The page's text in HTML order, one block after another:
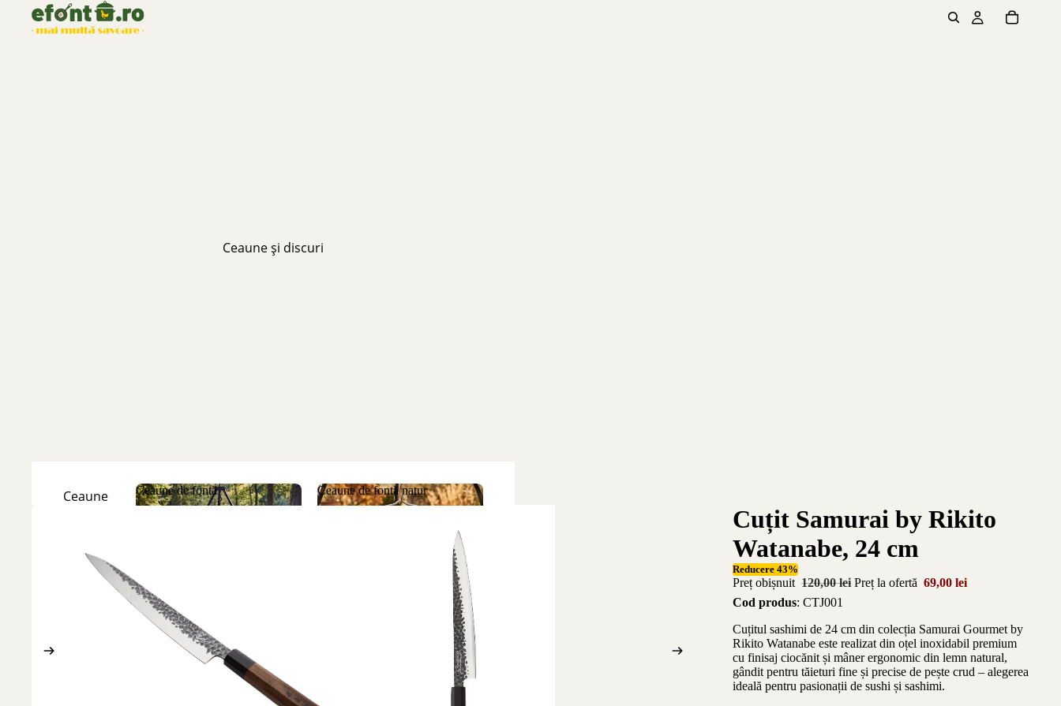
Ceaune și discuri
Ceaune
Emailate
Ceaune de fontă
Ceaune de fontă natur
Cuțit Samurai by Rikito
Watanabe, 24 cm
Reducere 43%
Preț obișnuit 120,00 lei Preț la ofertă 69,00 lei
Cod produs: CTJ001
Cuțitul sashimi de 24 cm din colecția Samurai Gourmet by
Rikito Watanabe este realizat din oțel inoxidabil premium
cu finisaj ciocănit și mâner ergonomic din lemn natural,
gândit pentru tăieturi fine și precise de pește crud – alegerea
ideală pentru pasionații de sushi și sashimi.